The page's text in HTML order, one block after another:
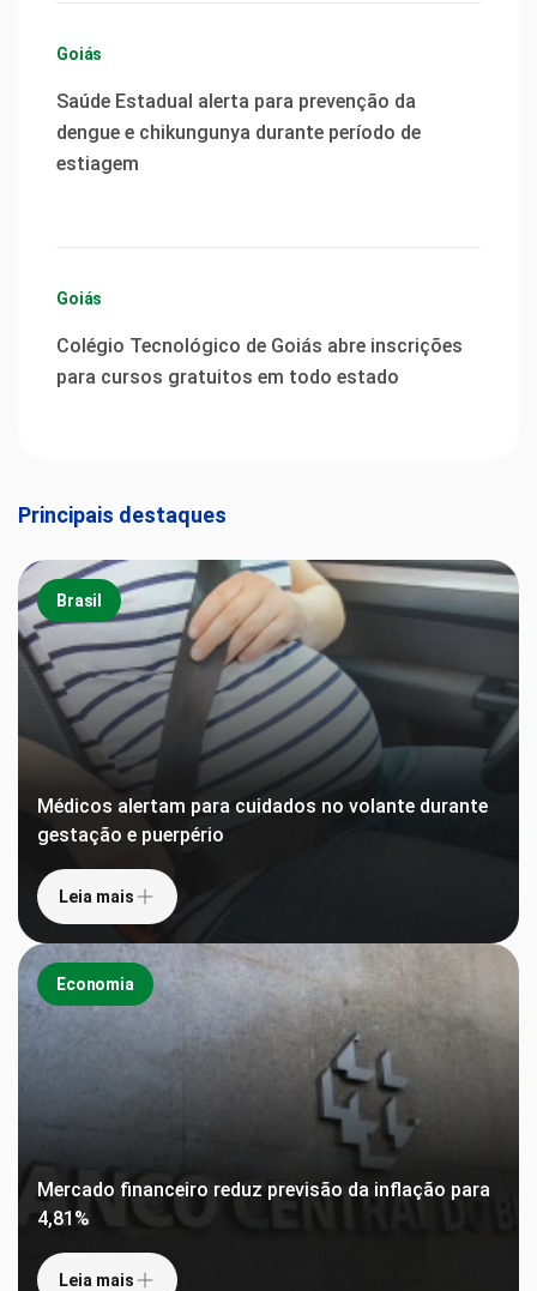
Goiás
Saúde Estadual alerta para prevenção da
dengue e chikungunya durante período de
estiagem
Goiás
Colégio Tecnológico de Goiás abre inscrições
para cursos gratuitos em todo estado
Principais destaques
Brasil
Médicos alertam para cuidados no volante durante
gestação e puerpério
Leia mais
Economia
Mercado financeiro reduz previsão da inflação para
4,81%
Leia mais